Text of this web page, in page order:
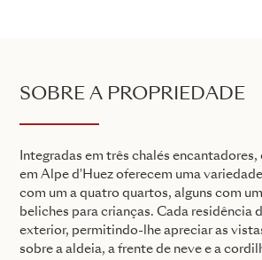
SOBRE A PROPRIEDADE
Integradas em três chalés
em Alpe d'Huez oferecem uma
com um a quatro quartos, alguns com
beliches para crianças. Cada residência
exterior, permitindo-lhe apreciar as
sobre a aldeia, a frente de neve e a